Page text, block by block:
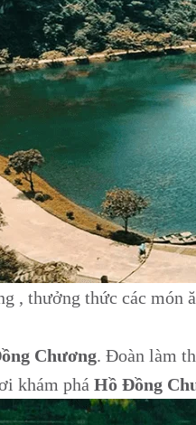
, thưởng thức các món
Chương. Đoàn làm
khám phá Hồ Đồng